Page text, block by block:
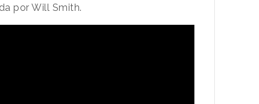
por Will Smith.